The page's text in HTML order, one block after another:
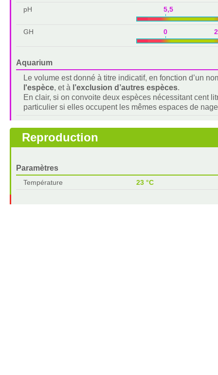
pH 5,5
GH 0
Aquarium
Le volume est donné à titre indicatif, en fonction d’un
l'espèce, et à l’exclusion d’autres espèces.
En clair, si on convoite deux espèces nécessitant cent
particulier si elles occupent les mêmes espaces de
Reproduction
Paramètres
Température 23 °C